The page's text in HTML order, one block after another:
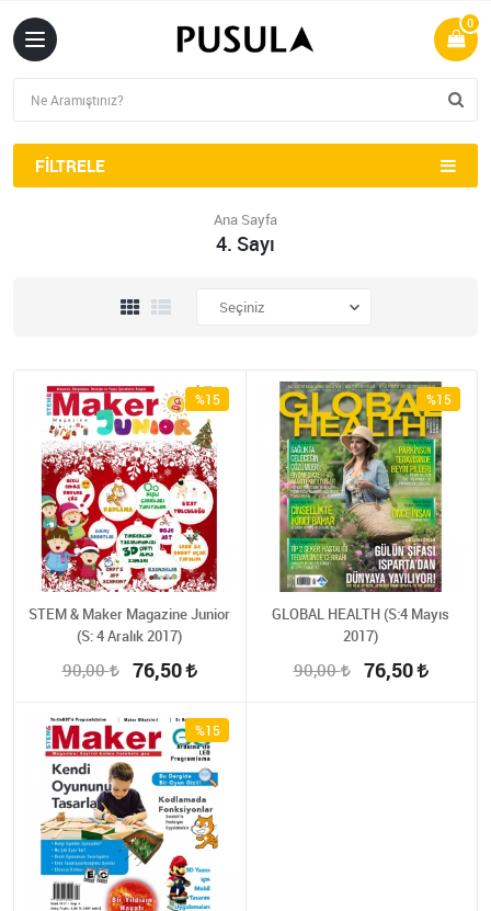
0
FILTRELE
Ana Sayfa
4. Sayı
STEM & Maker Magazine Junior
(S: 4 Aralık 2017)
90,00 76,50
%15
GLOBAL HEALTH (S:4 Mayıs
2017)
90,00 76,50
%15
%15